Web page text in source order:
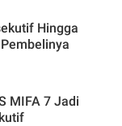
Hingga
MIFA 7 Jadi